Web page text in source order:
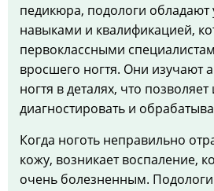
педикюра, подологи
навыками и квалификацией,
первоклассными
вросшего ногтя. Они изучают
ногтя в деталях, что
диагностировать и
Когда ноготь неправильно
кожу, возникает воспаление,
очень болезненным.